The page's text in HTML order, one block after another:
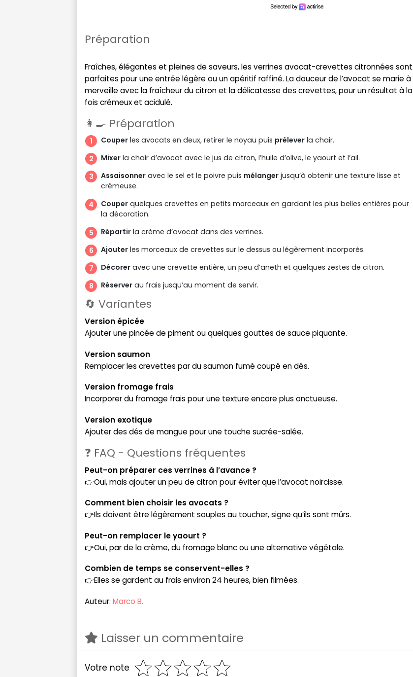
Préparation
Fraîches, élégantes et pleines de saveurs, les verrines avocat-crevettes citronnées sont
parfaites pour une entrée légère ou un apéritif raffiné. La douceur de l’avocat se marie à
merveille avec la fraîcheur du citron et la délicatesse des crevettes, pour un résultat à la
fois crémeux et acidulé.
👩‍🍳 Préparation
Couper les avocats en deux, retirer le noyau puis prélever la chair.
Mixer la chair d’avocat avec le jus de citron, l’huile d’olive, le yaourt et l’ail.
Assaisonner avec le sel et le poivre puis mélanger jusqu’à obtenir une texture lisse et
crémeuse.
Couper quelques crevettes en petits morceaux en gardant les plus belles entières pour
la décoration.
Répartir la crème d’avocat dans des verrines.
Ajouter les morceaux de crevettes sur le dessus ou légèrement incorporés.
Décorer avec une crevette entière, un peu d’aneth et quelques zestes de citron.
Réserver au frais jusqu’au moment de servir.
🔄 Variantes
Version épicée
Ajouter une pincée de piment ou quelques gouttes de sauce piquante.
Version saumon
Remplacer les crevettes par du saumon fumé coupé en dés.
Version fromage frais
Incorporer du fromage frais pour une texture encore plus onctueuse.
Version exotique
Ajouter des dés de mangue pour une touche sucrée-salée.
❓ FAQ - Questions fréquentes
Peut-on préparer ces verrines à l’avance ?
👉Oui, mais ajouter un peu de citron pour éviter que l’avocat noircisse.
Comment bien choisir les avocats ?
👉Ils doivent être légèrement souples au toucher, signe qu’ils sont mûrs.
Peut-on remplacer le yaourt ?
👉Oui, par de la crème, du fromage blanc ou une alternative végétale.
Combien de temps se conservent-elles ?
👉Elles se gardent au frais environ 24 heures, bien filmées.
Auteur: Marco B.
Laisser un commentaire
Votre note